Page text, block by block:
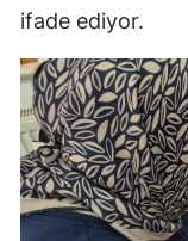
ifade ediyor.